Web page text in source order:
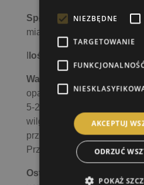
Sposób użycia:rozpuścić
miarka) w 150 – 200 ml wody.
lość porcji w opakowaniu:
Warunki przechowywania:
opakowanie szczelnie
5-25°C. Trzymać z dala od
wilgoci i światła
przez dłużej niż 6 miesięcy
Przechowywać w sposób
Ostrzeżenia:
NIEZBĘDNE
TARGETOWANIE
AKCEPTUJ
ODRZUĆ
POKAŻ